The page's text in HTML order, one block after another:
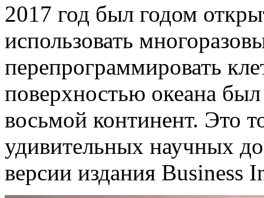
2017 год был годом
использовать
перепрограммировать
поверхностью океана
восьмой континент. Это
удивительных научных
версии издания Business